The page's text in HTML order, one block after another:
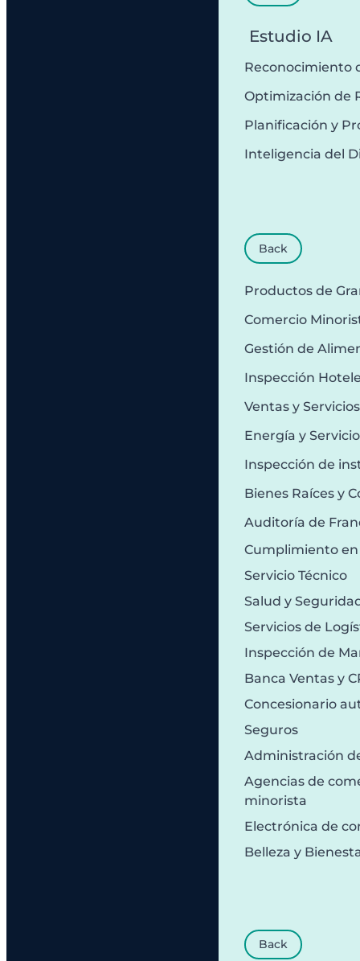
Estudio IA
Reconocimiento
Optimización de
Planificación y
Inteligencia del
Back
Productos de
Comercio
Gestión de
Inspección
Ventas y
Energía y
Inspección de
Bienes Raíces y
Auditoría de
Cumplimiento en
Servicio Técnico
Salud y
Servicios de
Inspección de
Banca Ventas y
Concesionario
Seguros
Administración
Agencias de
minorista
Electrónica de
Belleza y
Back